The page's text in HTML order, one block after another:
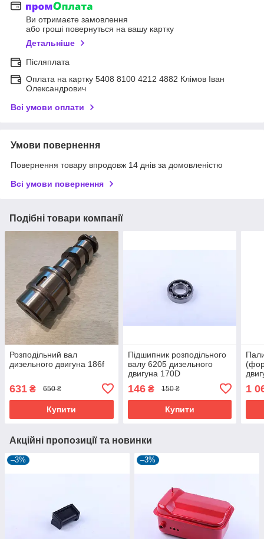
Ви отримаєте замовлення
або гроші повернуться на вашу картку
Детальніше
Післяплата
Оплата на картку 5408 8100 4212 4882 Клімов Іван
Олександрович
Всі умови оплати
Умови повернення
Повернення товару впродовж 14 днів за домовленістю
Всі умови повернення
Подібні товари компанії
Розподільний вал
дизельного двигуна 186f
631 ₴ 650 ₴
Купити
Підшипник розподільного
валу 6205 дизельного
двигуна 170D
146₴ 150 ₴
Купити
1
Акційні пропозиції та новинки
–3% –3%